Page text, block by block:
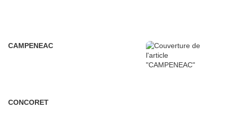
CAMPENEAC
CONCORET